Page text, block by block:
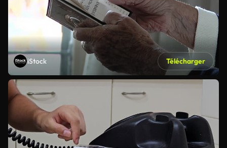
iStock Télécharger